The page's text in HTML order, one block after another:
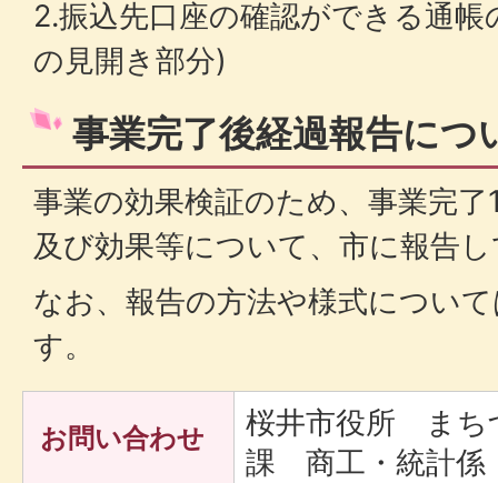
2.振込先口座の確認ができる通
の見開き部分)
事業完了後経過報告につ
事業の効果検証のため、事業完
及び効果等について、市に報告
なお、報告の方法や様式につい
す。
お問い合わせ
桜井市役所 ま
課 商工・統計係